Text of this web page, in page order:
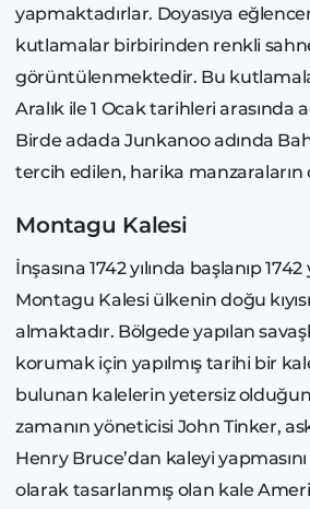
yapmaktadırlar. Doyasıya
kutlamalar birbirinden renkli
görüntülenmektedir. Bu
Aralık ile 1 Ocak tarihleri arasında
Birde adada Junkanoo adında
tercih edilen, harika manzaraların
Montagu Kalesi
İnşasına 1742 yılında başlanıp
Montagu Kalesi ülkenin doğu
almaktadır. Bölgede yapılan
korumak için yapılmış tarihi bir
bulunan kalelerin yetersiz
zamanın yöneticisi John Tinker,
Henry Bruce’dan kaleyi
olarak tasarlanmış olan kale